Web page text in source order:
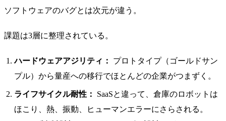
ソフトウェアのバグとは次元が違う。
課題は3層に整理されている。
ハードウェアアジリティ：
プロトタイプ（ゴールドサン
プル）から量産への移行でほとんどの企業がつまずく。
ライフサイクル耐性：
SaaSと違って、倉庫のロボットは
ほこり、熱、振動、ヒューマンエラーにさらされる。